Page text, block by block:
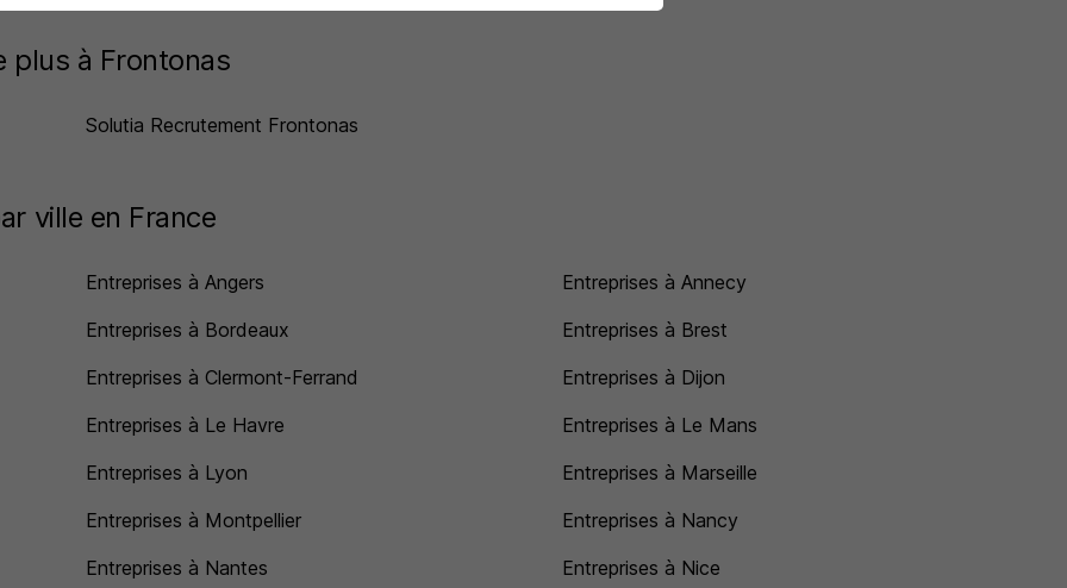
plus à Frontonas
Solutia Recrutement Frontonas
ville en France
Entreprises à Angers
Entreprises à Annecy
Entreprises à Bordeaux
Entreprises à Brest
Entreprises à Clermont-Ferrand
Entreprises à Dijon
Entreprises à Le Havre
Entreprises à Le Mans
Entreprises à Lyon
Entreprises à Marseille
Entreprises à Montpellier
Entreprises à Nancy
Entreprises à Nantes
Entreprises à Nice